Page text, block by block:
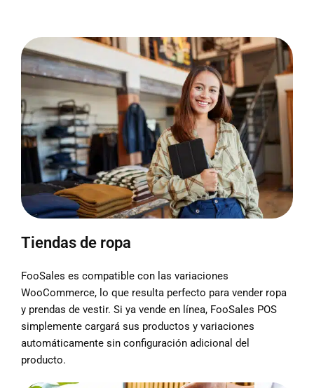
Tiendas de ropa
FooSales es compatible con las variaciones
WooCommerce, lo que resulta perfecto para vender ropa
y prendas de vestir. Si ya vende en línea, FooSales POS
simplemente cargará sus productos y variaciones
automáticamente sin configuración adicional del
producto.